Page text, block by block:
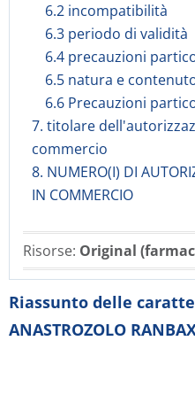
6.2 incompatibilità
6.3 periodo di validità
6.4 precauzioni
6.5 natura e
6.6 Precauzioni
7. titolare
commercio
8. NUMERO(I) DI
IN COMMERCIO
Risorse: Original
Riassunto delle
ANASTROZOLO